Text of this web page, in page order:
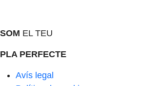
SOM EL TEU
PLA PERFECTE
Avís legal